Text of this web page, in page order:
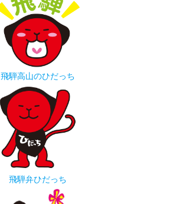
飛騨高山のひだっち
飛騨弁ひだっち